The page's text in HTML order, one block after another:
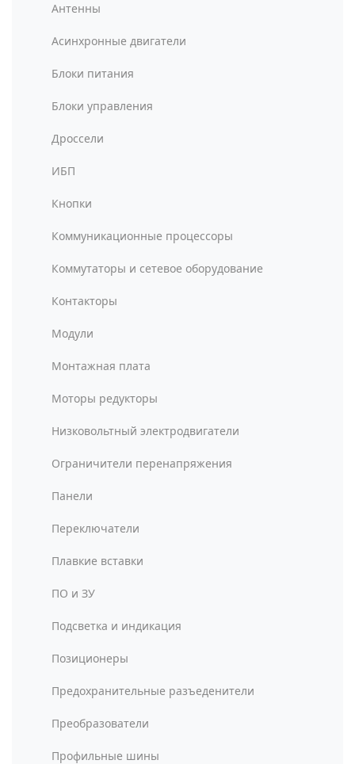
Антенны
Асинхронные двигатели
Блоки питания
Блоки управления
Дроссели
ИБП
Кнопки
Коммуникационные процессоры
Коммутаторы и сетевое оборудование
Контакторы
Модули
Монтажная плата
Моторы редукторы
Низковольтный электродвигатели
Ограничители перенапряжения
Панели
Переключатели
Плавкие вставки
ПО и ЗУ
Подсветка и индикация
Позиционеры
Предохранительные разъеденители
Преобразователи
Профильные шины